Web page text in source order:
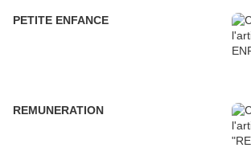
PETITE ENFANCE
REMUNERATION